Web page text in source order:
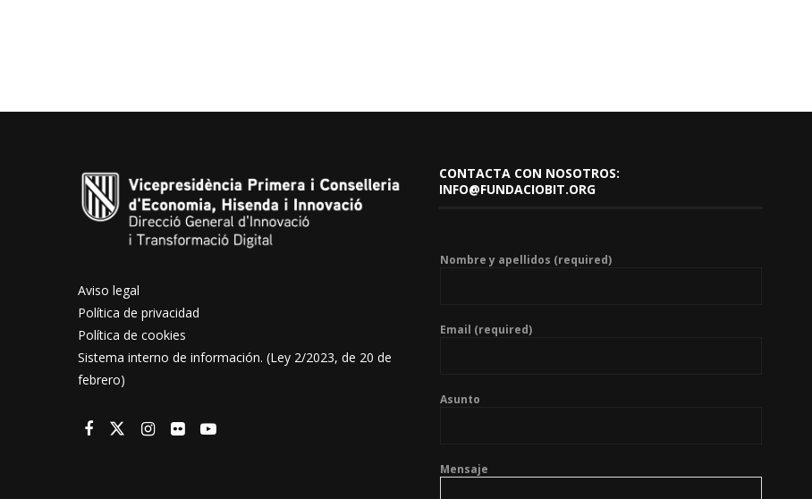
Aviso legal
Política de privacidad
Política de cookies
Sistema interno de información. (Ley 2/2023, de 20 de
febrero)
CONTACTA CON NOSOTROS:
INFO@FUNDACIOBIT.ORG
Nombre y apellidos (required)
Email (required)
Asunto
Mensaje